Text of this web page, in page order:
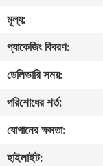
নিয়ন্ত্রণ
যোগাযোগ
করুন
খবর
মূল্য:
প্যাকেজিং বিবরণ:
ডেলিভারি সময়:
পরিশোধের শর্ত:
যোগানের ক্ষমতা:
হাইলাইট: